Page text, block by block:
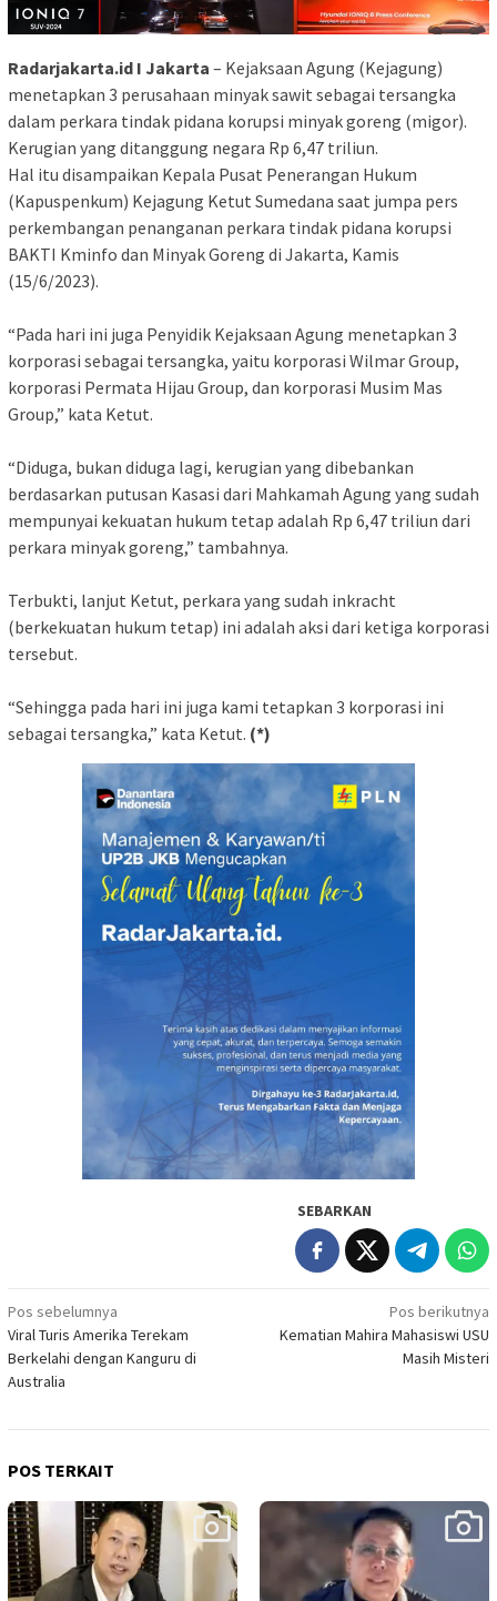
Radarjakarta.id I Jakarta – Kejaksaan Agung (Kejagung)
menetapkan 3 perusahaan minyak sawit sebagai tersangka
dalam perkara tindak pidana korupsi minyak goreng (migor).
Kerugian yang ditanggung negara Rp 6,47 triliun.
Hal itu disampaikan Kepala Pusat Penerangan Hukum
(Kapuspenkum) Kejagung Ketut Sumedana saat jumpa pers
perkembangan penanganan perkara tindak pidana korupsi
BAKTI Kminfo dan Minyak Goreng di Jakarta, Kamis
(15/6/2023).
“Pada hari ini juga Penyidik Kejaksaan Agung menetapkan 3
korporasi sebagai tersangka, yaitu korporasi Wilmar Group,
korporasi Permata Hijau Group, dan korporasi Musim Mas
Group,” kata Ketut.
“Diduga, bukan diduga lagi, kerugian yang dibebankan
berdasarkan putusan Kasasi dari Mahkamah Agung yang sudah
mempunyai kekuatan hukum tetap adalah Rp 6,47 triliun dari
perkara minyak goreng,” tambahnya.
Terbukti, lanjut Ketut, perkara yang sudah inkracht
(berkekuatan hukum tetap) ini adalah aksi dari ketiga korporasi
tersebut.
“Sehingga pada hari ini juga kami tetapkan 3 korporasi ini
sebagai tersangka,” kata Ketut. (*)
SEBARKAN
Navigasi
pos
Pos sebelumnya
Viral Turis Amerika Terekam
Berkelahi dengan Kanguru di
Australia
Pos berikutnya
Kematian Mahira Mahasiswi USU
Masih Misteri
POS TERKAIT